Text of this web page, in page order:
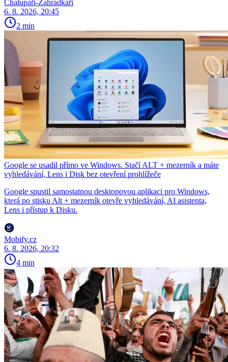
Chalupáři-Zahrádkáři
6. 8. 2026, 20:45
2 min
Google se usadil přímo ve Windows. Stačí ALT + mezerník a máte
vyhledávání, Lens i Disk bez otevření prohlížeče
Google spustil samostatnou desktopovou aplikaci pro Windows,
která po stisku Alt + mezerník otevře vyhledávání, AI asistenta,
Lens i přístup k Disku.
Mobify.cz
6. 8. 2026, 20:32
4 min